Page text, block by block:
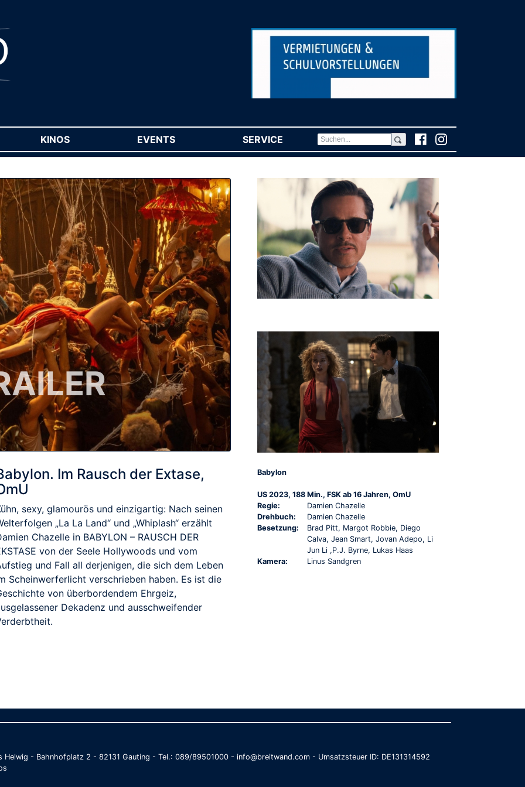
KINOS EVENTS SERVICE (CURRENT)
Im Rausch der Extase,
sexy, glamourös und einzigartig: Nach seinen
„La La Land“ und „Whiplash“ erzählt
Chazelle in BABYLON – RAUSCH DER
von der Seele Hollywoods und vom
und Fall all derjenigen, die sich dem Leben
Scheinwerferlicht verschrieben haben. Es ist die
von überbordendem Ehrgeiz,
Dekadenz und ausschweifender
Babylon
US 2023, 188 Min., FSK ab 16 Jahren, OmU
Regie:
Damien Chazelle
Drehbuch:
Damien Chazelle
Besetzung:
Brad Pitt, Margot Robbie, Diego
Calva, Jean Smart, Jovan Adepo, Li
Jun Li ,P.J. Byrne, Lukas Haas
Kamera:
Linus Sandgren
- Bahnhofplatz 2 - 82131 Gauting - Tel.: 089/89501000 - info@breitwand.com - Umsatzsteuer ID: DE131314592